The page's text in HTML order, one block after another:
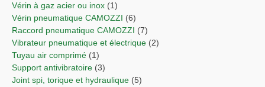
Vérin à gaz acier ou inox (1)
Vérin pneumatique CAMOZZI (6)
Raccord pneumatique CAMOZZI (7)
Vibrateur pneumatique et électrique (2)
Tuyau air comprimé (1)
Support antivibratoire (3)
Joint spi, torique et hydraulique (5)